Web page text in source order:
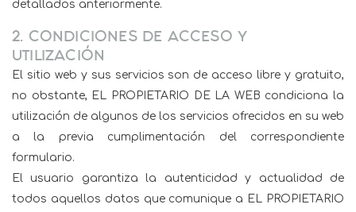
detallados anteriormente.
2. CONDICIONES DE ACCESO Y
UTILIZACIÓN
El sitio web y sus servicios son de acceso libre y gratuito,
no obstante, EL PROPIETARIO DE LA WEB condiciona la
utilización de algunos de los servicios ofrecidos en su web
a la previa cumplimentación del correspondiente
formulario.
El usuario garantiza la autenticidad y actualidad de
todos aquellos datos que comunique a EL PROPIETARIO